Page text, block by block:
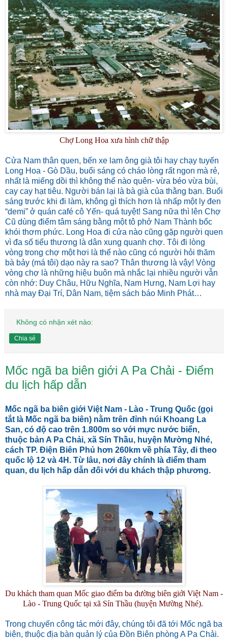
Chợ Long Hoa xưa hình chữ thập
Cửa Nam thân quen, bến xe lam ông già tôi hay chạy tuyến
Long Hoa - Gò Dầu, buổi sáng có cháo lòng rất ngon mà rẻ,
nhất là miếng dồi thì không thể nào quên- vừa béo vừa bùi,
cay cay hạt tiêu. Người bán lại là bà già của thằng bạn. Buổi
sáng trước khi đi làm, không gì thích hơn là nhấp một ly đen
“demi” ở quán café cô Yến- quá tuyệt! Sang nữa thì lên Chợ
Cũ dùng điểm tâm sáng bằng một tô phở Nam Thành bốc
khói thơm phức. Long Hoa đi cửa nào cũng gặp người quen
vì đa số tiểu thương là dân xung quanh chợ. Tôi đi lòng
vòng trong chợ một hơi là thế nào cũng có người hỏi thăm
bà bảy (má tôi) dạo này ra sao? Thân thương là vậy! Vòng
vòng chợ là những hiệu buôn mà nhắc lại nhiều người vẫn
còn nhớ: Duy Châu, Hữu Nghĩa, Nam Hưng, Nam Lợi hay
nhà may Đại Trí, Dân Nam, tiệm sách báo Minh Phát…
Không có nhận xét nào:
Chia sẻ
Mốc ngã ba biên giới A Pa Chải - Ðiểm
du lịch hấp dẫn
Mốc ngã ba biên giới Việt Nam - Lào - Trung Quốc (gọi
tắt là Mốc ngã ba biên) nằm trên đỉnh núi Khoang La
San, có độ cao trên 1.800m so với mực nước biển,
thuộc bản A Pa Chải, xã Sín Thầu, huyện Mường Nhé,
cách TP. Ðiện Biên Phủ hơn 260km về phía Tây, đi theo
quốc lộ 12 và 4H. Từ lâu, nơi đây chính là điểm tham
quan, du lịch hấp dẫn đối với du khách thập phương.
Du khách tham quan Mốc giao điểm ba đường biên giới Việt Nam -
Lào - Trung Quốc tại xã Sín Thầu (huyện Mường Nhé).
Trong chuyến công tác mới đây, chúng tôi đã tới Mốc ngã ba
biên, thuộc địa bàn quản lý của Ðồn Biên phòng A Pa Chải.